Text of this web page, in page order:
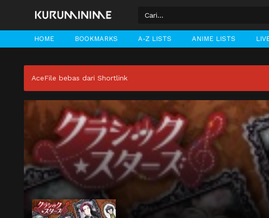
HOME BOOKMARKS A-Z LISTS ANIME LISTS
AceFile bebas dari Shortlink